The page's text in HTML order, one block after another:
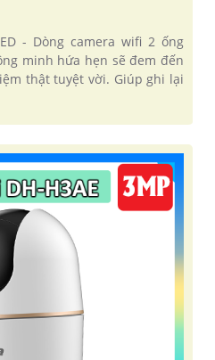
- Dòng camera wifi 2 ống
minh hứa hẹn sẽ đem đến
thật tuyệt vời. Giúp ghi lại